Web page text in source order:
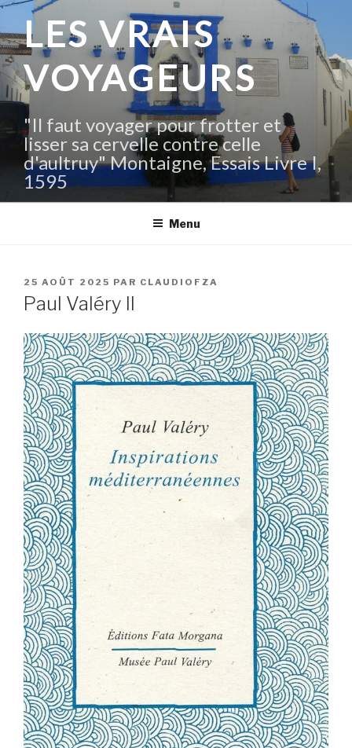
Aller
contenu
principal
LES VRAIS
VOYAGEURS
"Il faut voyager pour frotter et
lisser sa cervelle contre celle
d'aultruy" Montaigne, Essais Livre I,
1595
Menu
PUBLIÉ
LE
25 AOÛT 2025 PAR CLAUDIOFZA
Paul Valéry II